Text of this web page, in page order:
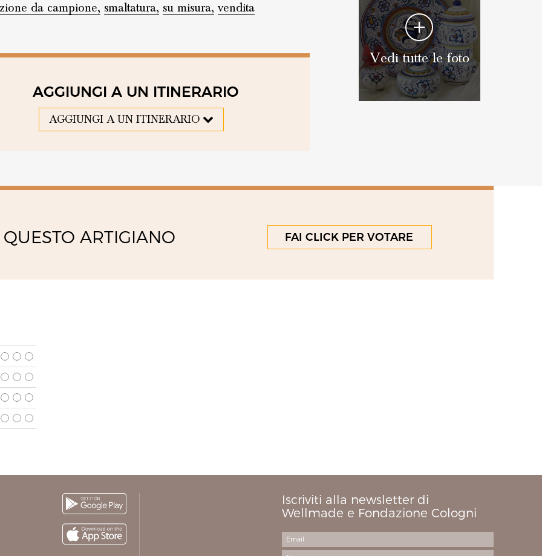
da campione, smaltatura, su misura, vendita
AGGIUNGI A UN ITINERARIO
AGGIUNGI A UN ITINERARIO
Vedi tutte le foto
ARTIGIANO FAI CLICK PER VOTARE
Iscriviti alla newsletter di
Wellmade e Fondazione Cologni